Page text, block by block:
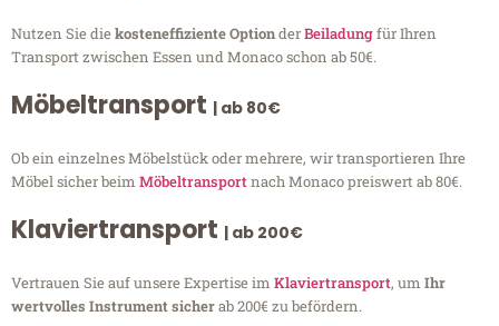
Nutzen Sie diekosteneffiziente OptionderBeiladungfür Ihren
Transport zwischen Essen und Monaco schon ab 50€.
Möbeltransport | ab 80€
Ob ein einzelnes Möbelstück oder mehrere, wir transportieren Ihre
Möbel sicher beim Möbeltransportnach Monaco preiswert ab 80€.
Klaviertransport | ab 200€
Vertrauen Sie auf unsere Expertise im Klaviertransport, um Ihr
wertvolles Instrument sicherab 200€ zu befördern.